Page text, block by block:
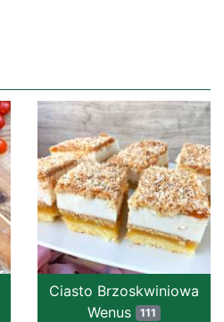
Ciasto Brzoskwiniowa
Wenus 111